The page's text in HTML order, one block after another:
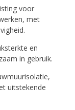
voor
met
en
in gebruik.
uitstekende